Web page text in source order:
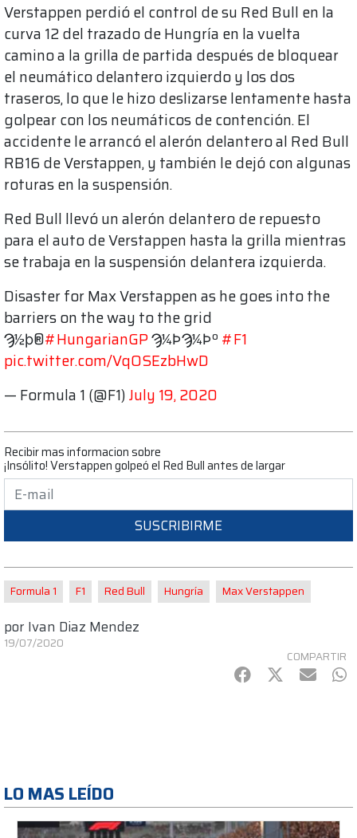
Verstappen perdió el control de su Red Bull en la
curva 12 del trazado de Hungría en la vuelta
camino a la grilla de partida después de bloquear
el neumático delantero izquierdo y los dos
traseros, lo que le hizo deslizarse lentamente hasta
golpear con los neumáticos de contención. El
accidente le arrancó el alerón delantero al Red Bull
RB16 de Verstappen, y también le dejó con algunas
roturas en la suspensión.
Red Bull llevó un alerón delantero de repuesto
para el auto de Verstappen hasta la grilla mientras
se trabaja en la suspensión delantera izquierda.
Disaster for Max Verstappen as he goes into the
barriers on the way to the grid
Ϡ½ϸ®#HungarianGPϠ¼Ϸ­Ϡ¼Ϸº #F1
pic.twitter.com/VqOSEzbHwD
— Formula 1 (@F1)July 19, 2020
Recibir mas informacion sobre
¡Insólito! Verstappen golpeó el Red Bull antes de largar
SUSCRIBIRME
Formula 1 F1 Red Bull Hungría Max Verstappen
por Ivan Diaz Mendez
19/07/2020
COMPARTIR
Facebook
Twitter
mail
LO MAS LEÍDO